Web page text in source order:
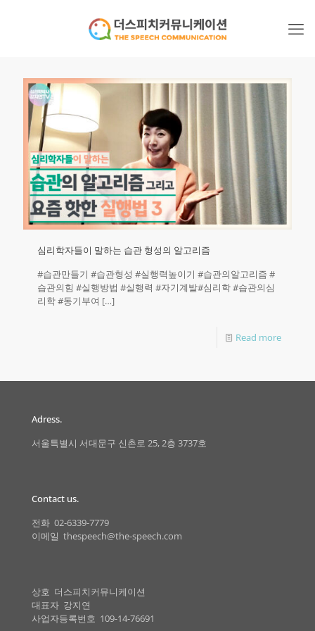
심리학자들이 말하는 습관 형성의 알고리즘
#습관만들기 #습관형성 #실행력높이기 #습관의알고리즘 #
습관의힘 #실행방법 #실행력 #자기계발#심리학 #습관의심
리학 #동기부여 […]
Read more
Adress.
서울특별시 서대문구 신촌로 25, 2층 3737호
Contact us.
전화 02-6339-7779
이메일 thespeech@the-speech.com
상호 더스피치커뮤니케이션
대표자 강지연
사업자등록번호 109-14-76691